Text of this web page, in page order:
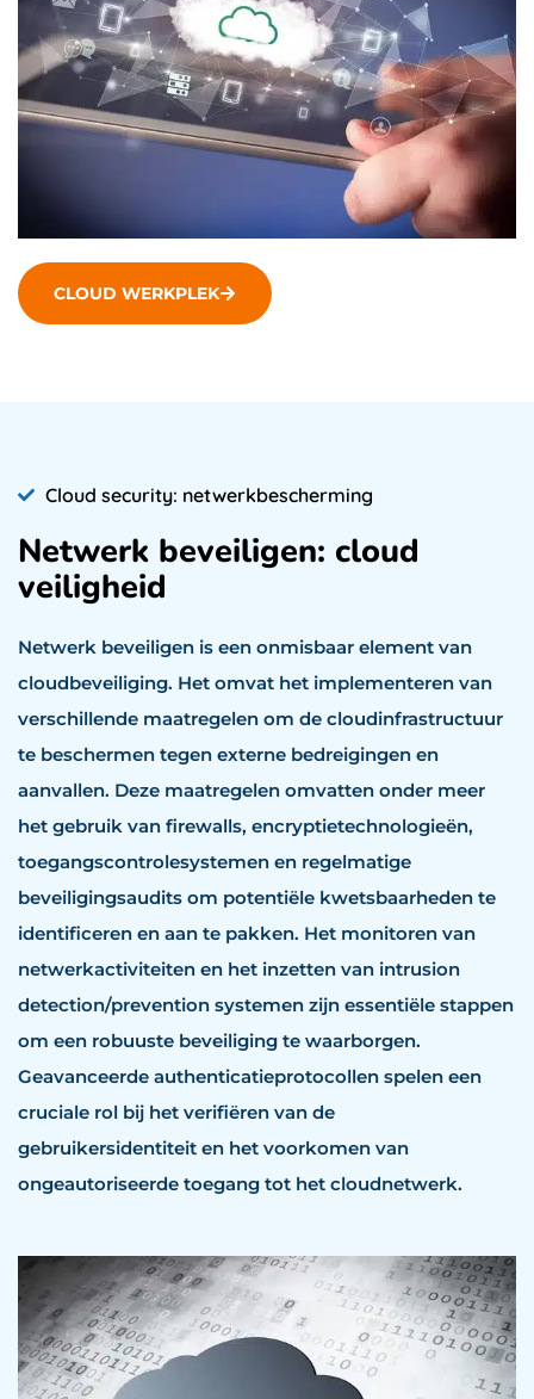
CLOUD WERKPLEK
Cloud security: netwerkbescherming
Netwerk beveiligen: cloud
veiligheid
Netwerk beveiligen is een onmisbaar element van
cloudbeveiliging. Het omvat het implementeren van
verschillende maatregelen om de cloudinfrastructuur
te beschermen tegen externe bedreigingen en
aanvallen. Deze maatregelen omvatten onder meer
het gebruik van firewalls, encryptietechnologieën,
toegangscontrolesystemen en regelmatige
beveiligingsaudits om potentiële kwetsbaarheden te
identificeren en aan te pakken. Het monitoren van
netwerkactiviteiten en het inzetten van intrusion
detection/prevention systemen zijn essentiële stappen
om een robuuste beveiliging te waarborgen.
Geavanceerde authenticatieprotocollen spelen een
cruciale rol bij het verifiëren van de
gebruikersidentiteit en het voorkomen van
ongeautoriseerde toegang tot het cloudnetwerk.